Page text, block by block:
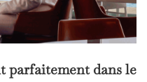
parfaitement dans le